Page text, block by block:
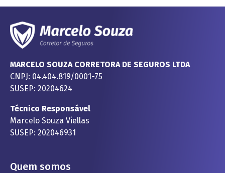
MARCELO SOUZA CORRETORA DE SEGUROS LTDA
CNPJ: 04.404.819/0001-75
SUSEP: 20204624
Técnico Responsável
Marcelo Souza Viellas
SUSEP: 202046931
Quem somos